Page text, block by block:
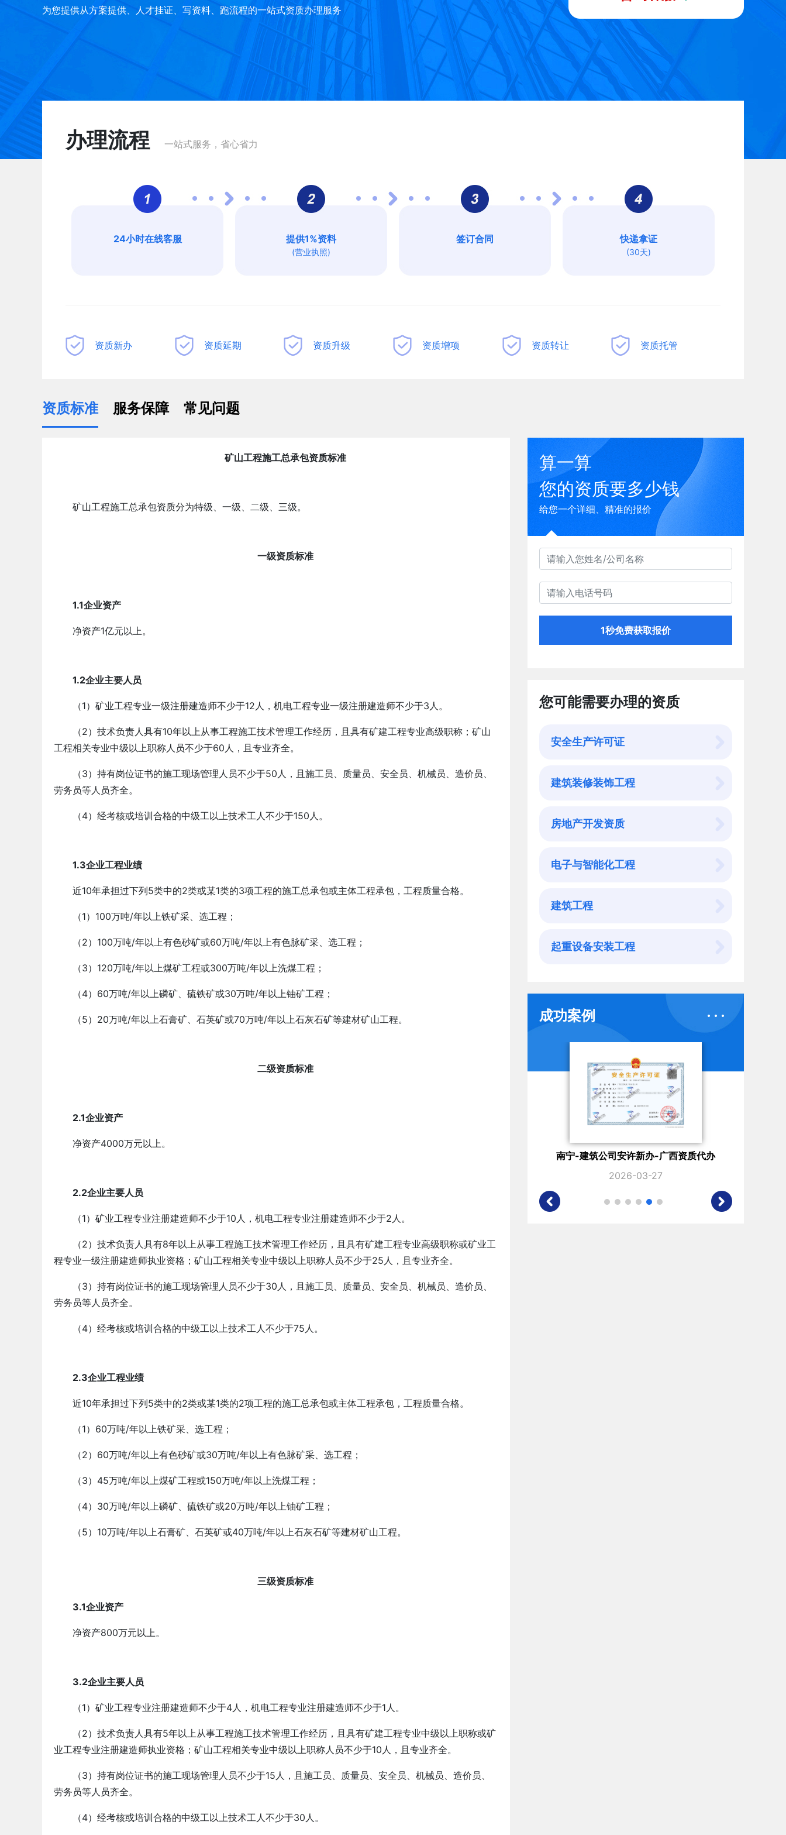
为您提供从方案提供、人才挂证、写资料、跑流程的一站式资质办理服务
办理流程 一站式服务，省心省力
24小时在线客服 提供1%资料
(营业执照)
签订合同 快递拿证
(30天)
资质新办 资质延期 资质升级 资质增项 资质转让 资质托管
资质标准 服务保障 常见问题
算一算
您的资质要多少钱
给您一个详细、精准的报价
1秒免费获取报价
您可能需要办理的资质
安全生产许可证
建筑装修装饰工程
房地产开发资质
电子与智能化工程
建筑工程
起重设备安装工程
成功案例
南宁-建筑公司安许新办-广西资质代办
南宁-建设公司安许新办-广西资
矿山工程施工总承包资质标准
矿山工程施工总承包资质分为特级、一级、二级、三级。
一级资质标准
1.1企业资产
净资产1亿元以上。
1.2企业主要人员
（1）矿业工程专业一级注册建造师不少于12人，机电工程专业一级注册建造师不少于3人。
（2）技术负责人具有10年以上从事工程施工技术管理工作经历，且具有矿建工程专业高级职称；矿山
工程相关专业中级以上职称人员不少于60人，且专业齐全。
（3）持有岗位证书的施工现场管理人员不少于50人，且施工员、质量员、安全员、机械员、造价员、
劳务员等人员齐全。
（4）经考核或培训合格的中级工以上技术工人不少于150人。
1.3企业工程业绩
近10年承担过下列5类中的2类或某1类的3项工程的施工总承包或主体工程承包，工程质量合格。
（1）100万吨/年以上铁矿采、选工程；
（2）100万吨/年以上有色砂矿或60万吨/年以上有色脉矿采、选工程；
（3）120万吨/年以上煤矿工程或300万吨/年以上洗煤工程；
（4）60万吨/年以上磷矿、硫铁矿或30万吨/年以上铀矿工程；
（5）20万吨/年以上石膏矿、石英矿或70万吨/年以上石灰石矿等建材矿山工程。
二级资质标准
2.1企业资产
净资产4000万元以上。
2.2企业主要人员
（1）矿业工程专业注册建造师不少于10人，机电工程专业注册建造师不少于2人。
（2）技术负责人具有8年以上从事工程施工技术管理工作经历，且具有矿建工程专业高级职称或矿业工
程专业一级注册建造师执业资格；矿山工程相关专业中级以上职称人员不少于25人，且专业齐全。
（3）持有岗位证书的施工现场管理人员不少于30人，且施工员、质量员、安全员、机械员、造价员、
劳务员等人员齐全。
（4）经考核或培训合格的中级工以上技术工人不少于75人。
2.3企业工程业绩
近10年承担过下列5类中的2类或某1类的2项工程的施工总承包或主体工程承包，工程质量合格。
（1）60万吨/年以上铁矿采、选工程；
（2）60万吨/年以上有色砂矿或30万吨/年以上有色脉矿采、选工程；
（3）45万吨/年以上煤矿工程或150万吨/年以上洗煤工程；
（4）30万吨/年以上磷矿、硫铁矿或20万吨/年以上铀矿工程；
（5）10万吨/年以上石膏矿、石英矿或40万吨/年以上石灰石矿等建材矿山工程。
三级资质标准
3.1企业资产
净资产800万元以上。
3.2企业主要人员
（1）矿业工程专业注册建造师不少于4人，机电工程专业注册建造师不少于1人。
（2）技术负责人具有5年以上从事工程施工技术管理工作经历，且具有矿建工程专业中级以上职称或矿
业工程专业注册建造师执业资格；矿山工程相关专业中级以上职称人员不少于10人，且专业齐全。
（3）持有岗位证书的施工现场管理人员不少于15人，且施工员、质量员、安全员、机械员、造价员、
劳务员等人员齐全。
（4）经考核或培训合格的中级工以上技术工人不少于30人。